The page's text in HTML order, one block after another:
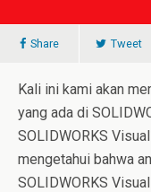
Share Tweet
Kali ini kami akan
yang ada di
SOLIDWORKS
mengetahui bahwa
SOLIDWORKS